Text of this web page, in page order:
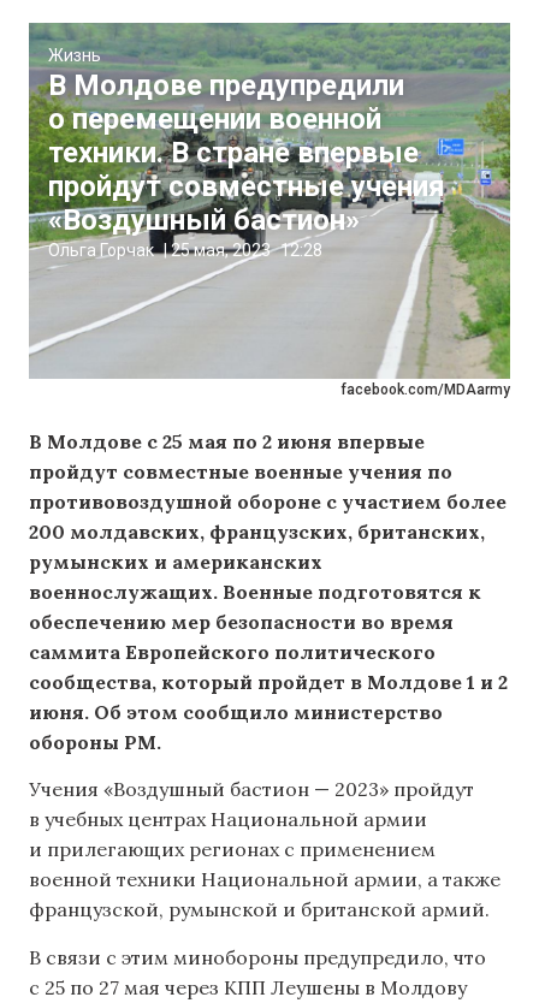
facebook.com/MDAarmy
Жизнь
В Молдове предупредили
о перемещении военной
техники. В стране впервые
пройдут совместные учения
«Воздушный бастион»
Ольга Горчак |25 мая, 2023 12:28
В Молдове с 25 мая по 2 июня впервые
пройдут совместные военные учения по
противовоздушной обороне с участием более
200 молдавских, французских, британских,
румынских и американских
военнослужащих. Военные подготовятся к
обеспечению мер безопасности во время
саммита Европейского политического
сообщества, который пройдет в Молдове 1 и 2
июня. Об этом сообщило министерство
обороны РМ.
Учения «Воздушный бастион — 2023» пройдут
в учебных центрах Национальной армии
и прилегающих регионах с применением
военной техники Национальной армии, а также
французской, румынской и британской армий.
В связи с этим минобороны предупредило, что
с 25 по 27 мая через КПП Леушены в Молдову